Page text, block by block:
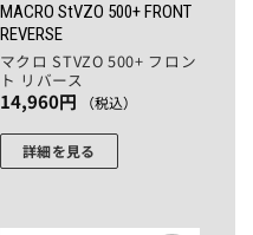
MACRO StVZO 500+ FRONT
REVERSE
マクロ STVZO 500+ フロン
ト リバース
14,960円 （税込）
詳細を見る